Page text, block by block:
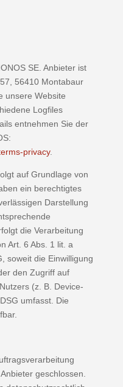
SE. Anbieter ist
56410 Montabaur
unsere Website
Logfiles
entnehmen Sie der
privacy.
auf Grundlage von
ein berechtigtes
Darstellung
die Verarbeitung
Art. 6 Abs. 1 lit. a
soweit die Einwilligung
den Zugriff auf
(z. B. Device-
umfasst. Die
geschlossen.